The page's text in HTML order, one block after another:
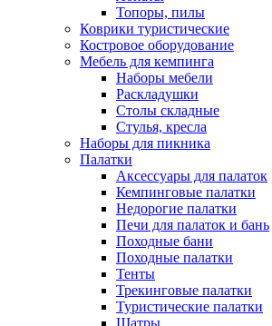
Топоры, пилы
Коврики туристические
Костровое оборудование
Мебель для кемпинга
Наборы мебели
Раскладушки
Столы складные
Стулья, кресла
Наборы для пикника
Палатки
Аксессуары для палаток
Кемпинговые палатки
Недорогие палатки
Печи для палаток и бань
Походные бани
Походные палатки
Тенты
Трекинговые палатки
Туристические палатки
Шатры